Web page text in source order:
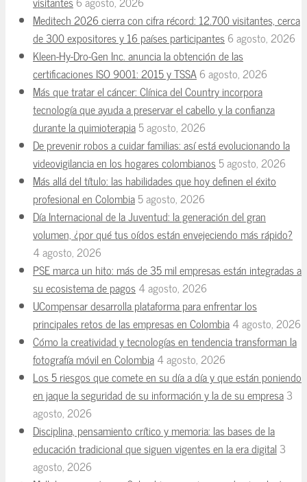
Meditech 2026 cierra con cifra récord: 12.700 visitantes, cerca
de 300 expositores y 16 países participantes6 agosto, 2026
Kleen-Hy-Dro-Gen Inc. anuncia la obtención de las
certificaciones ISO 9001: 2015 y TSSA6 agosto, 2026
Más que tratar el cáncer: Clínica del Country incorpora
tecnología que ayuda a preservar el cabello y la confianza
durante la quimioterapia5 agosto, 2026
De prevenir robos a cuidar familias: así está evolucionando la
videovigilancia en los hogares colombianos5 agosto, 2026
Más allá del título: las habilidades que hoy definen el éxito
profesional en Colombia5 agosto, 2026
Día Internacional de la Juventud: la generación del gran
volumen, ¿por qué tus oídos están envejeciendo más rápido?
4 agosto, 2026
PSE marca un hito: más de 35 mil empresas están integradas a
su ecosistema de pagos4 agosto, 2026
UCompensar desarrolla plataforma para enfrentar los
principales retos de las empresas en Colombia4 agosto, 2026
Cómo la creatividad y tecnologías en tendencia transforman la
fotografía móvil en Colombia4 agosto, 2026
Los 5 riesgos que comete en su día a día y que están poniendo
en jaque la seguridad de su información y la de su empresa3
agosto, 2026
Disciplina, pensamiento crítico y memoria: las bases de la
educación tradicional que siguen vigentes en la era digital 3
agosto, 2026